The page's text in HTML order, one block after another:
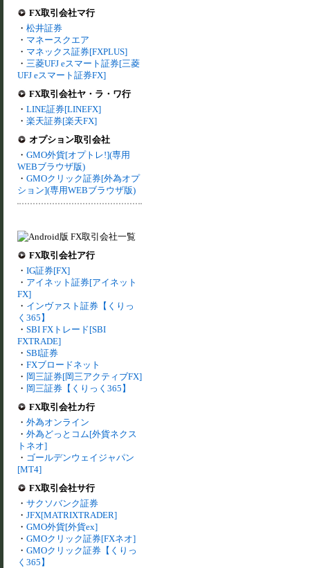
FX取引会社マ行
・ 松井証券
・ マネースクエア
・ マネックス証券[FXPLUS]
・ 三菱UFJ eスマート証券[三菱
UFJ eスマート証券FX]
FX取引会社ヤ・ラ・ワ行
・ LINE証券[LINEFX]
・ 楽天証券[楽天FX]
オプション取引会社
・ GMO外貨[オプトレ!](専用
WEBブラウザ版)
・ GMOクリック証券[外為オプ
ション](専用WEBブラウザ版)
FX取引会社ア行
・ IG証券[FX]
・ アイネット証券[アイネット
FX]
・ インヴァスト証券【くりっ
く365】
・ SBI FXトレード[SBI
FXTRADE]
・ SBI証券
・ FXブロードネット
・ 岡三証券[岡三アクティブFX]
・ 岡三証券【くりっく365】
FX取引会社カ行
・ 外為オンライン
・ 外為どっとコム[外貨ネクス
トネオ]
・ ゴールデンウェイジャパン
[MT4]
FX取引会社サ行
・ サクソバンク証券
・ JFX[MATRIXTRADER]
・ GMO外貨[外貨ex]
・ GMOクリック証券[FXネオ]
・ GMOクリック証券【くりっ
く365】